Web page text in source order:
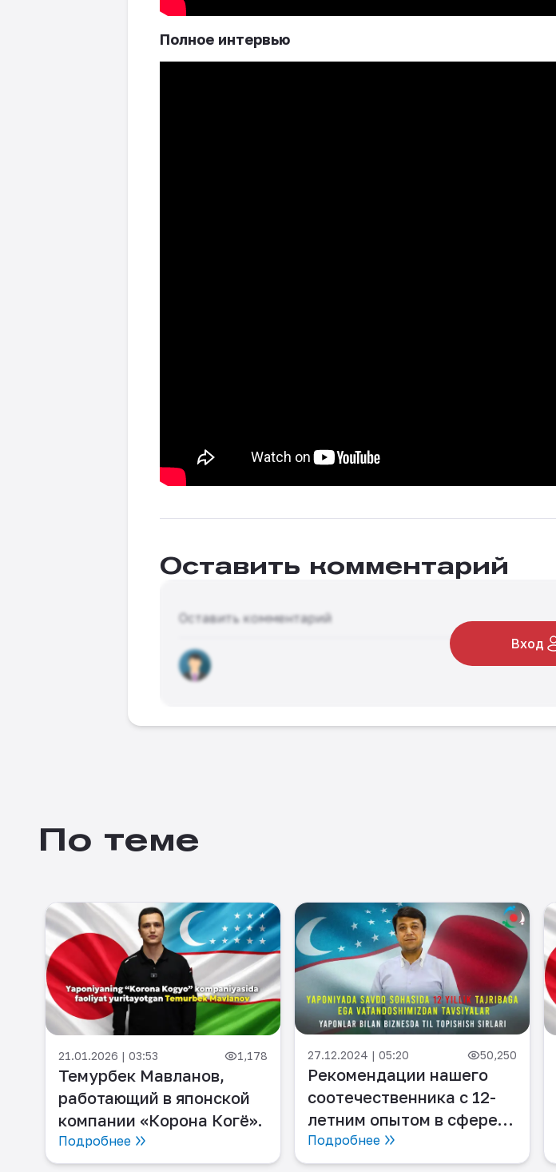
Полное интервью
Оставить комментарий
Оставить комментарий
Вход
По теме
21.01.2026 | 03:53 1,178
Темурбек Мавланов,
работающий в японской
компании «Корона Когё».
Подробнее
27.12.2024 | 05:20 50,250
Рекомендации нашего
соотечественника с 12-
летним опытом в сфере
торговли в Японии
Подробнее